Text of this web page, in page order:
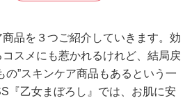
品を３つご紹介していきます。効
スメにも惹かれるけれど、結局戻
の”スキンケア商品もあるという一
『乙女まぼろし』では、お肌に安